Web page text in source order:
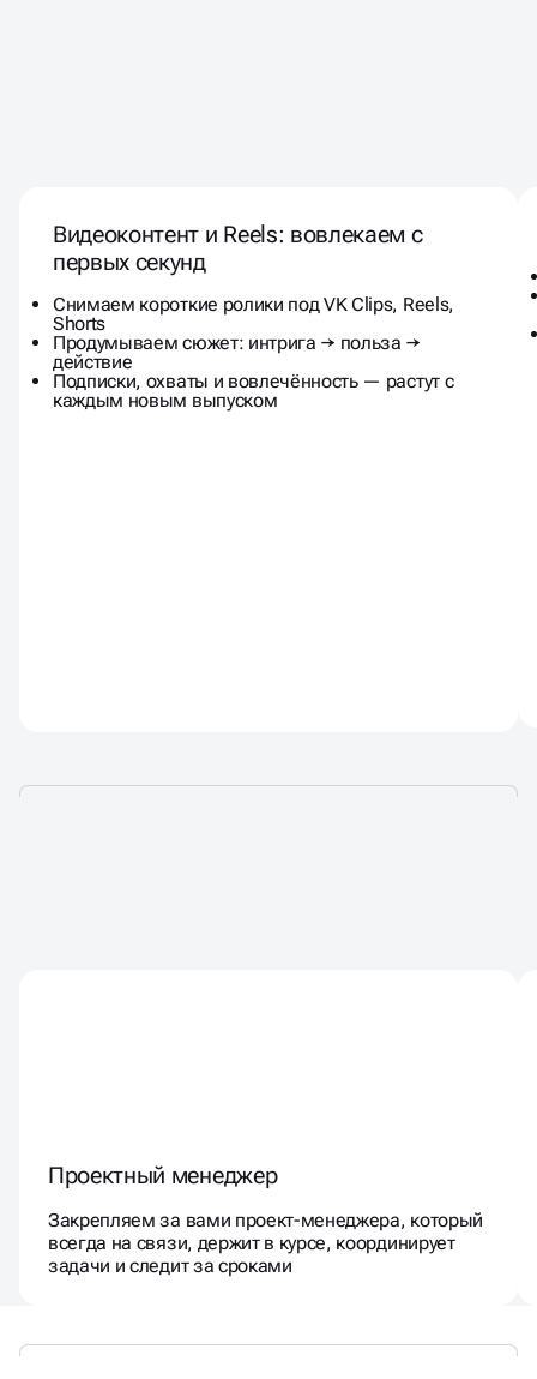
ПРЕВРАЩАЮТ ОХВАТЫ В
СТАБИЛЬНЫЙ ПОТОК ЛИДОВ
Видеоконтент и Reels: вовлекаем с
первых секунд
Снимаем короткие ролики под VK Clips, Reels,
Shorts
Продумываем сюжет: интрига → польза →
действие
Подписки, охваты и вовлечённость — растут с
каждым новым выпуском
Проектный менеджер
Закрепляем за вами проект-менеджера, который
всегда на связи, держит в курсе, координирует
задачи и следит за сроками